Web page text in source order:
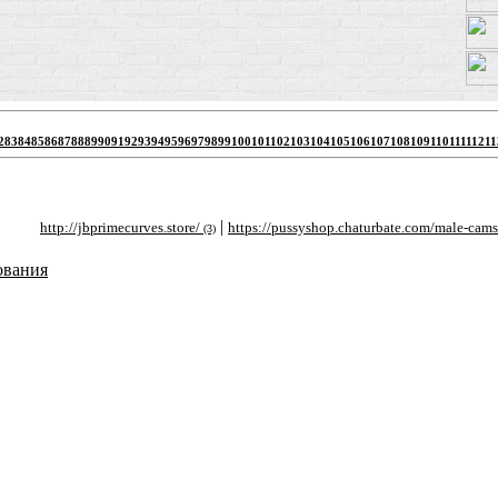
8384858687888990919293949596979899100101102103104105106107108109110111112
http://jbprimecurves.store/(3)|https://pussyshop.chaturbate.com/male-cams/(2)|